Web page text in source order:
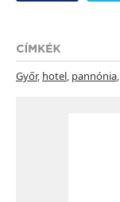
Győr, hotel, pannónia,